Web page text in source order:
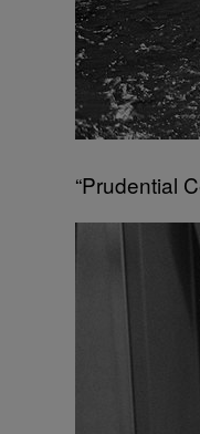
“Prudential